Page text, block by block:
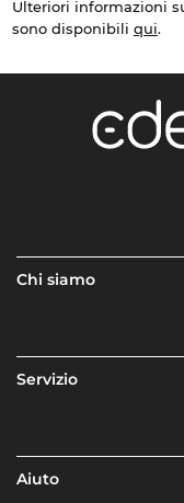
Ulteriori informazioni
sono disponibili qui.
Chi siamo
Servizio
Aiuto